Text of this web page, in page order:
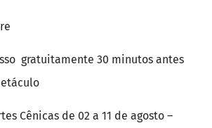
gratuitamente 30 minutos antes
Cênicas de 02 a 11 de agosto –